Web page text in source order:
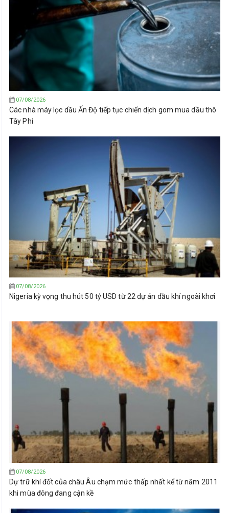
07/08/2026
Các nhà máy lọc dầu Ấn Độ tiếp tục chiến dịch gom mua dầu thô
Tây Phi
07/08/2026
Nigeria kỳ vọng thu hút 50 tỷ USD từ 22 dự án dầu khí ngoài khơi
07/08/2026
Dự trữ khí đốt của châu Âu chạm mức thấp nhất kể từ năm 2011
khi mùa đông đang cận kề